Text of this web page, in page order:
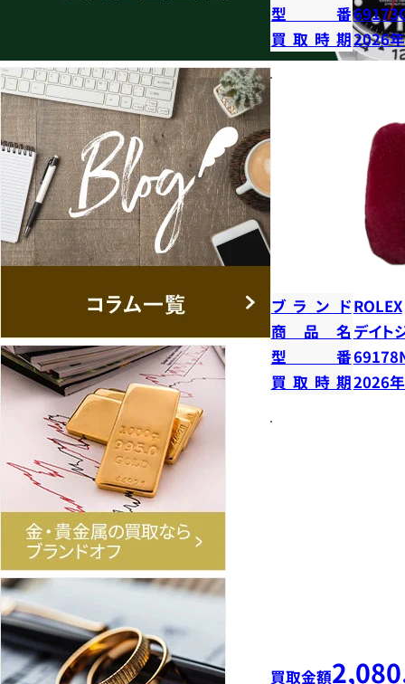
型番
買取時期2026
ブランドROLEX
商品名 デイト
型番
買取時期2026
買取金額